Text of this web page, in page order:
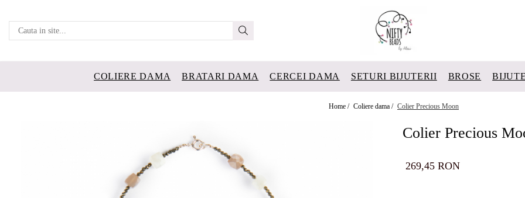
COLIERE DAMA BRATARI DAMA CERCEI DAMA SETURI BIJUTERII BROSE
Home / Coliere dama / Colier Precious Moon
Colier Precious
269,45 RON